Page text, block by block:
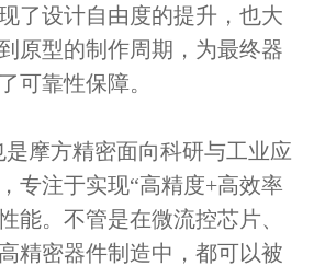
了设计自由度的提升，也大
原型的制作周期，为最终器
可靠性保障。
是摩方精密面向科研与工业应
专注于实现“高精度+高效率
能。不管是在微流控芯片、
精密器件制造中，都可以被